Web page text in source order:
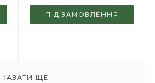
ПІД ЗАМОВЛЕННЯ
ЩЕ